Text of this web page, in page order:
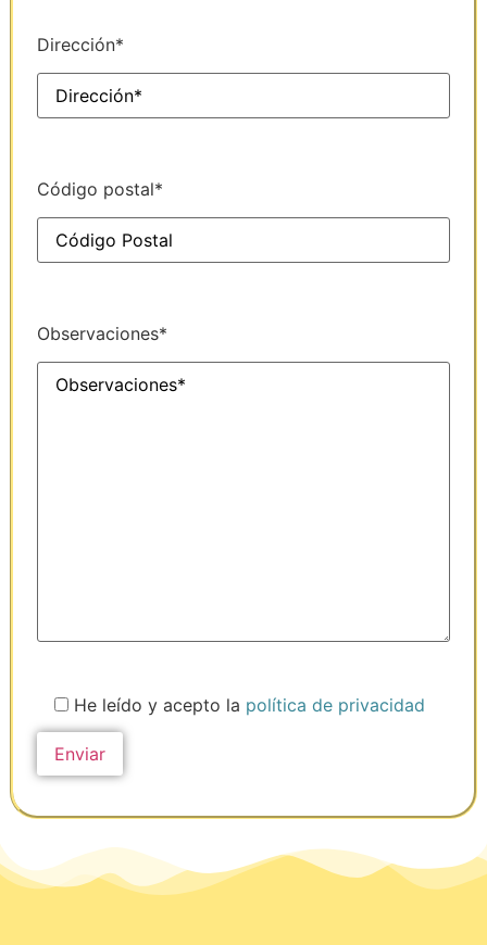
Dirección*
Código postal*
Observaciones*
He leído y acepto la política de privacidad